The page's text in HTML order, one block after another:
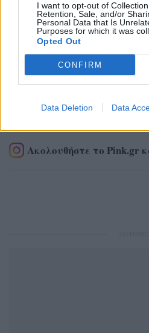
I want to opt-out of
Retention, Sale, and/or
Personal Data that Is
Purposes for which it was
Opted Out
CONFIRM
Data Deletion Data
Ακολουθήστε το Pink.gr
Ακολουθήστε το Pink.gr